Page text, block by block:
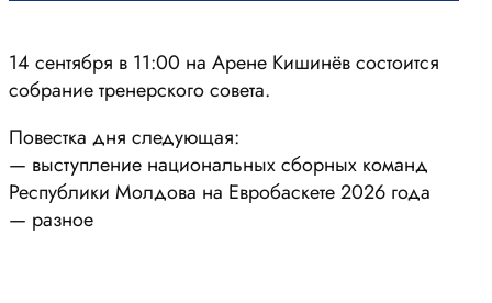
14 сентября в 11:00 на Арене Кишинёв состоится
собрание тренерского совета.
Повестка дня следующая:
— выступление национальных сборных команд
Республики Молдова на Евробаскете 2026 года
— разное